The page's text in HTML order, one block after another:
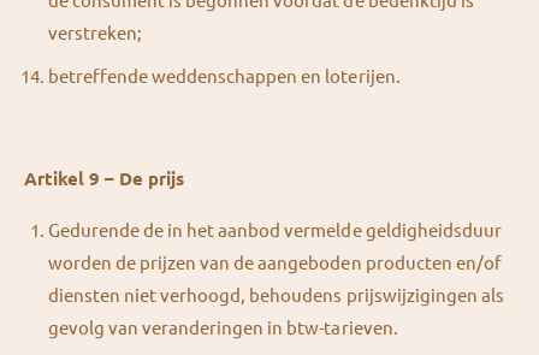
verstreken;
betreffende weddenschappen en loterijen.
Artikel 9 – De prijs
Gedurende de in het aanbod vermelde geldigheidsduur
worden de prijzen van de aangeboden producten en/of
diensten niet verhoogd, behoudens prijswijzigingen als
gevolg van veranderingen in btw-tarieven.